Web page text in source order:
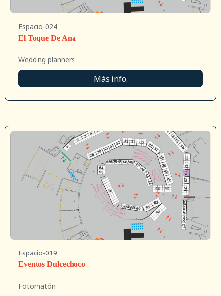
Espacio-024
El Toque De Ana
Wedding planners
Más info.
Espacio-019
Eventos Dulcechoco
Fotomatón